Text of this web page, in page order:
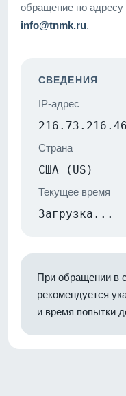
обращение по адресу
info@tnmk.ru.
СВЕДЕНИЯ
IP-адрес
216.73.216.46
Страна
США (US)
Текущее время
Загрузка...
При обращении в
рекомендуется
и время попытки